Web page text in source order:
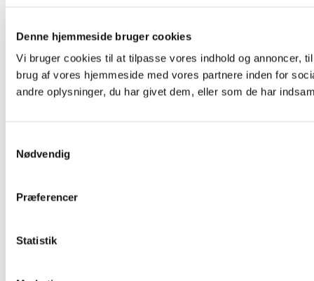
Denne hjemmeside bruger cookies
Vi bruger cookies til at tilpasse vores indhold og annoncer,
brug af vores hjemmeside med vores partnere inden for
andre oplysninger, du har givet dem, eller som de har
Nødvendig
Præferencer
Statistik